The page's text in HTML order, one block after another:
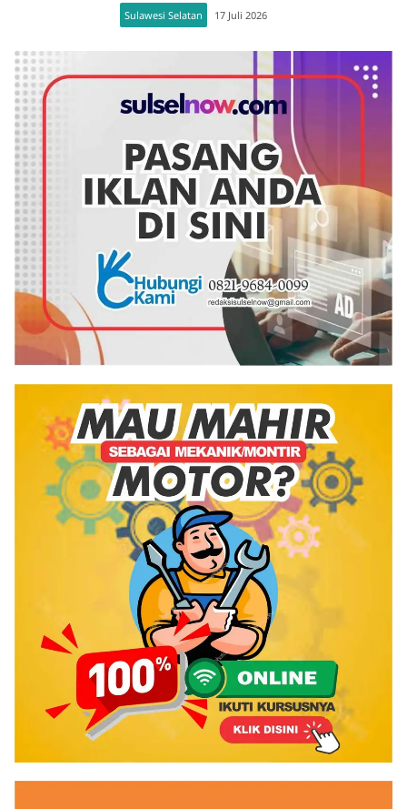
Sulawesi Selatan 17 Juli 2026